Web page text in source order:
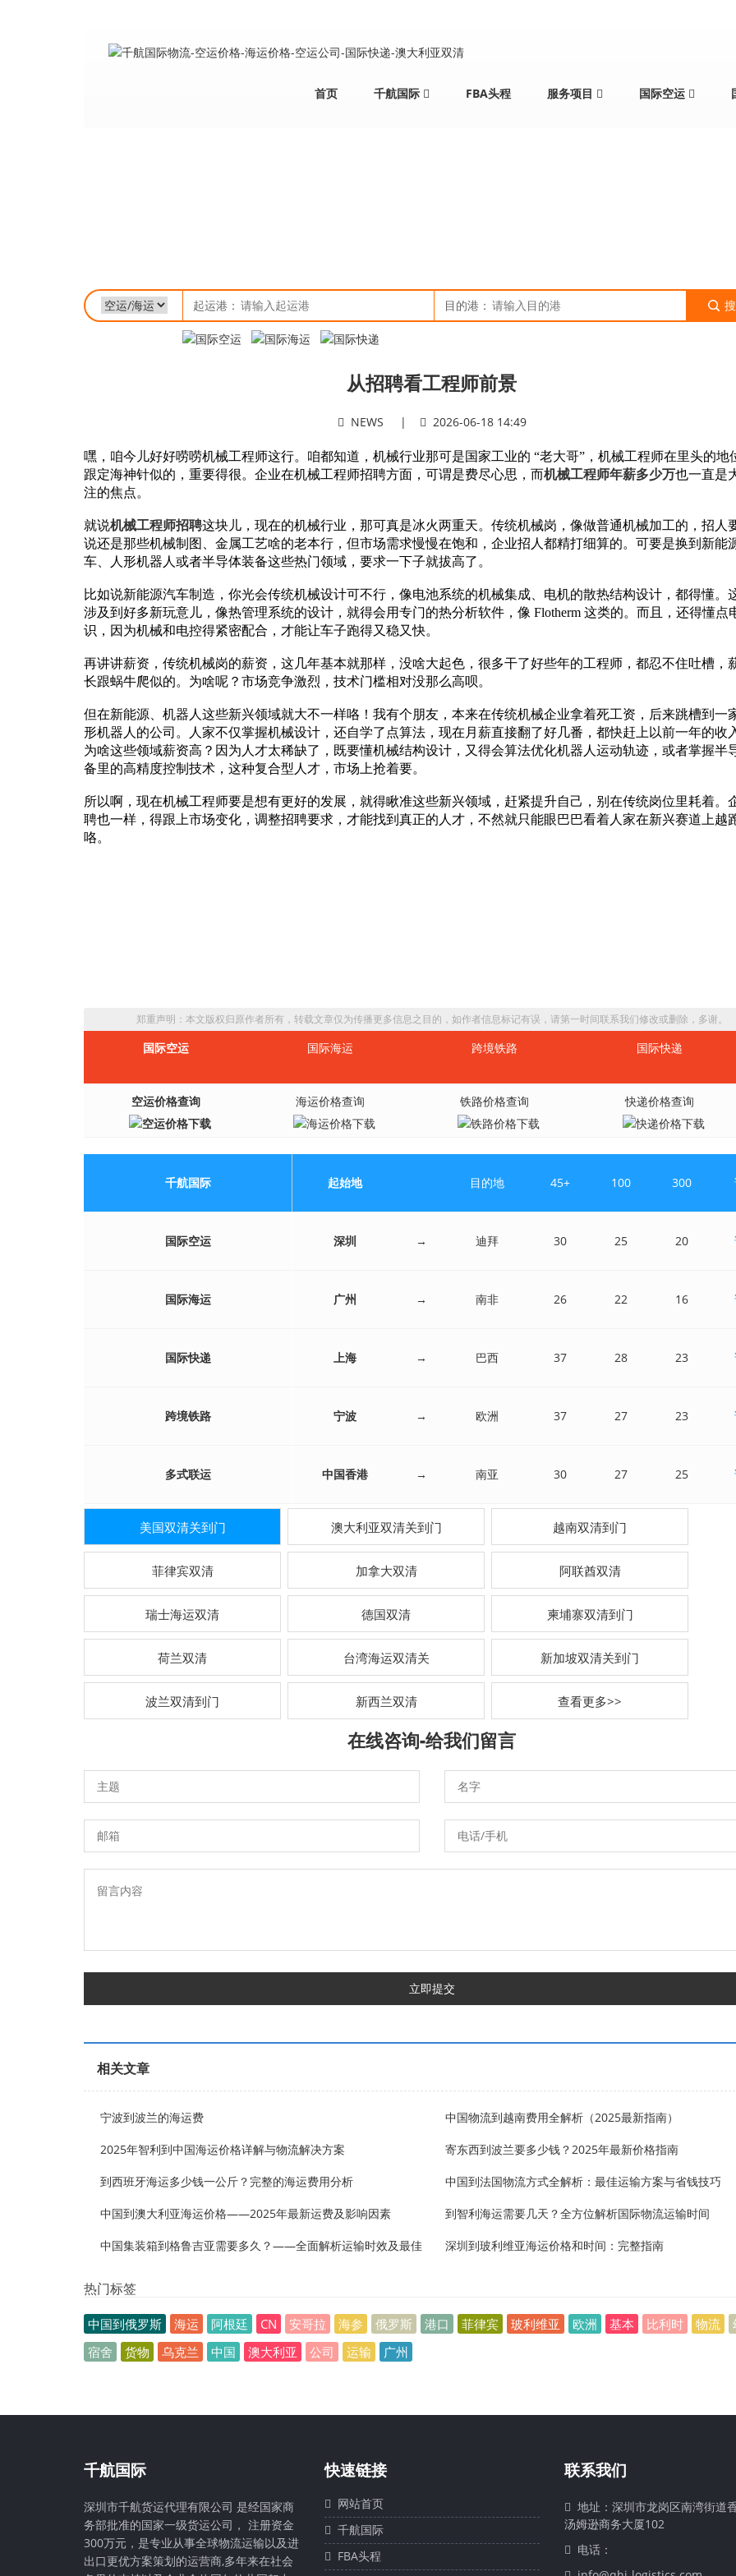
首页 千航国际 FBA头程 服务项目 国际空运
起运港： 目的港：
从招聘看工程师前景
NEWS | 2026-06-18 14:49
嘿，咱今儿好好唠唠机械工程师这行。咱都知道，机械行业那可是国家工业的 “老大哥”，机械工程师在里头的地
跟定海神针似的，重要得很。企业在机械工程师招聘方面，可谓是费尽心思，而机械工程师年薪多少万也一直是
注的焦点。
就说机械工程师招聘这块儿，现在的机械行业，那可真是冰火两重天。传统机械岗，像做普通机械加工的，招人
说还是那些机械制图、金属工艺啥的老本行，但市场需求慢慢在饱和，企业招人都精打细算的。可要是换到新能
车、人形机器人或者半导体装备这些热门领域，要求一下子就拔高了。
比如说新能源汽车制造，你光会传统机械设计可不行，像电池系统的机械集成、电机的散热结构设计，都得懂。
涉及到好多新玩意儿，像热管理系统的设计，就得会用专门的热分析软件，像 Flotherm 这类的。而且，还得懂点
识，因为机械和电控得紧密配合，才能让车子跑得又稳又快。
再讲讲薪资，传统机械岗的薪资，这几年基本就那样，没啥大起色，很多干了好些年的工程师，都忍不住吐槽，
长跟蜗牛爬似的。为啥呢？市场竞争激烈，技术门槛相对没那么高呗。
但在新能源、机器人这些新兴领域就大不一样咯！我有个朋友，本来在传统机械企业拿着死工资，后来跳槽到一
形机器人的公司。人家不仅掌握机械设计，还自学了点算法，现在月薪直接翻了好几番，都快赶上以前一年的收
为啥这些领域薪资高？因为人才太稀缺了，既要懂机械结构设计，又得会算法优化机器人运动轨迹，或者掌握半
备里的高精度控制技术，这种复合型人才，市场上抢着要。
所以啊，现在机械工程师要是想有更好的发展，就得瞅准这些新兴领域，赶紧提升自己，别在传统岗位里耗着。
聘也一样，得跟上市场变化，调整招聘要求，才能找到真正的人才，不然就只能眼巴巴看着人家在新兴赛道上越
咯。
郑重声明：本文版权归原作者所有，转载文章仅为传播更多信息之目的，如作者信息标记有误，请第一时间联系我们修改或删除，多谢。
国际空运 国际海运 跨境铁路 国际快递
空运价格查询 海运价格查询 铁路价格查询 快递价格查询
千航国际
国际空运
国际海运
国际快递
跨境铁路
多式联运
起始地 目的地 45+ 100 300
深圳 → 迪拜 30 25 20
广州 → 南非 26 22 16
上海 → 巴西 37 28 23
宁波 → 欧洲 37 27 23
中国香港 → 南亚 30 27 25
美国双清关到门 澳大利亚双清关到门 越南双清到门
菲律宾双清 加拿大双清 阿联酋双清
瑞士海运双清 德国双清 柬埔寨双清到门
荷兰双清 台湾海运双清关 新加坡双清关到门
波兰双清到门 新西兰双清 查看更多>>
在线咨询-给我们留言
立即提交
相关文章
宁波到波兰的海运费 中国物流到越南费用全解析（2025最新指南）
2025年智利到中国海运价格详解与物流解决方案 寄东西到波兰要多少钱？2025年最新价格指南
到西班牙海运多少钱一公斤？完整的海运费用分析 中国到法国物流方式全解析：最佳运输方案与省钱技巧
中国到澳大利亚海运价格——2025年最新运费及影响因素 到智利海运需要几天？全方位解析国际物流运输时间
中国集装箱到格鲁吉亚需要多久？——全面解析运输时效及最佳 深圳到玻利维亚海运价格和时间：完整指南
热门标签
中国到俄罗斯 海运 阿根廷 CN 安哥拉 海参 俄罗斯 港口 菲律宾 玻利维亚 欧洲 基本 比利时 物流
宿舍
货物 乌克兰 中国 澳大利亚 公司 运输 广州
千航国际
深圳市千航货运代理有限公司 是经国家商
务部批准的国家一级货运公司， 注册资金
300万元，是专业从事全球物流运输以及进
出口更优方案策划的运营商,多年来在社会
快速链接
网站首页
千航国际
FBA头程
联系我们
地址：深圳市龙岗区南湾街道
汤姆逊商务大厦102
电话：